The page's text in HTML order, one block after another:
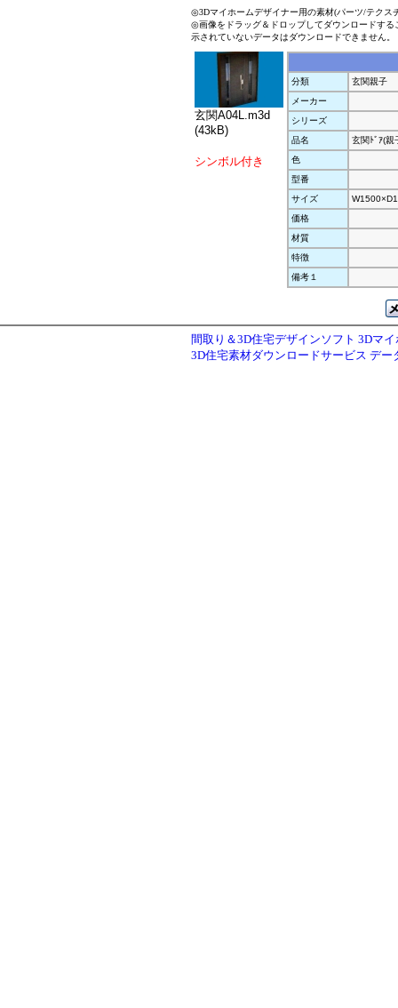
◎3Dマイホームデザイナー用の素材(パーツ/テクス
◎画像をドラッグ＆ドロップしてダウンロードす
示されていないデータはダウンロードできません。
玄関A04L.m3d
(43kB)
シンボル付き
分類
玄関親子
メーカー
シリーズ
品名
玄関ﾄﾞｱ(親
色
型番
サイズ
価格
材質
特徴
備考１
間取り＆3D住宅デザインソフト 3Dマ
3D住宅素材ダウンロードサービス デー